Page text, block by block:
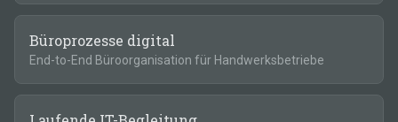
Büroprozesse digital
End-to-End Büroorganisation für Handwerksbetriebe